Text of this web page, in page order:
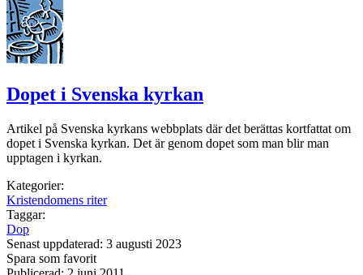
Dopet i Svenska kyrkan
Artikel på Svenska kyrkans webbplats där det berättas kortfattat om
dopet i Svenska kyrkan. Det är genom dopet som man blir man
upptagen i kyrkan.
Kategorier:
Kristendomens riter
Taggar:
Dop
Senast uppdaterad: 3 augusti 2023
Spara som favorit